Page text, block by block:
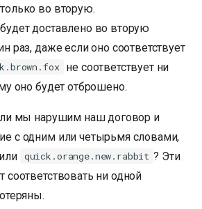
во вторую.
будет доставлено во вторую
раз, даже если оно соответствует
не соответствует ни
оно будет отброшено.
мы нарушим наш договор и
с одним или четырьмя словами,
или quick.orange.new.rabbit ? Эти
соответствовать ни одной